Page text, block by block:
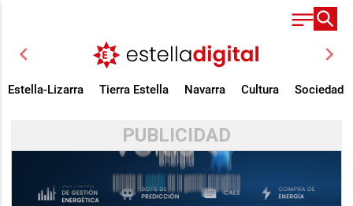
chevron_left chevron_right
Estella-Lizarra Tierra Estella Navarra Cultura Sociedad
PUBLICIDAD